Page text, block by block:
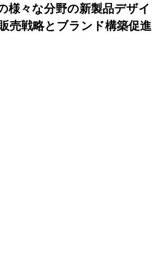
様々な分野の新製品デザ
売戦略とブランド構築促